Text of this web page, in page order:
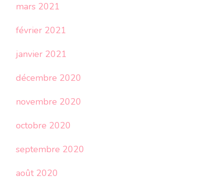
mars 2021
février 2021
janvier 2021
décembre 2020
novembre 2020
octobre 2020
septembre 2020
août 2020